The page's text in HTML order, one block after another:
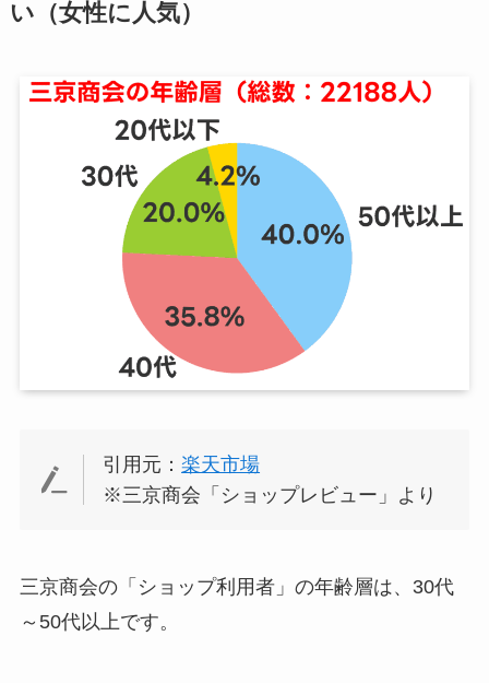
い（女性に人気）
引用元：楽天市場
※三京商会「ショップレビュー」より
三京商会の「ショップ利用者」の年齢層は、30代
～50代以上です。